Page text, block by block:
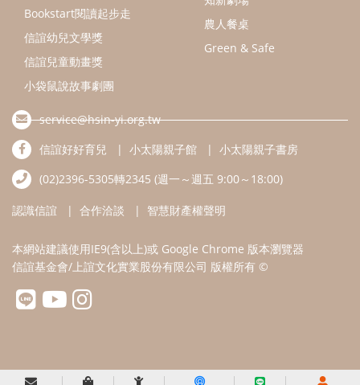
認識信誼 合作洽談 智慧財產權聲明
本網站建議使用IE9(含以上)或 Google Chrome 版本瀏覽器
信誼基金會/上誼文化實業股份有限公司 版權所有 ©